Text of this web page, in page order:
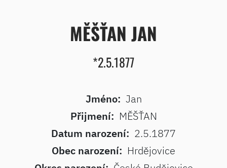
MĚŠŤAN JAN
*2.5.1877
Jméno: Jan
Přijmení: MĚŠŤAN
Datum narození: 2.5.1877
Obec narození: Hrdějovice